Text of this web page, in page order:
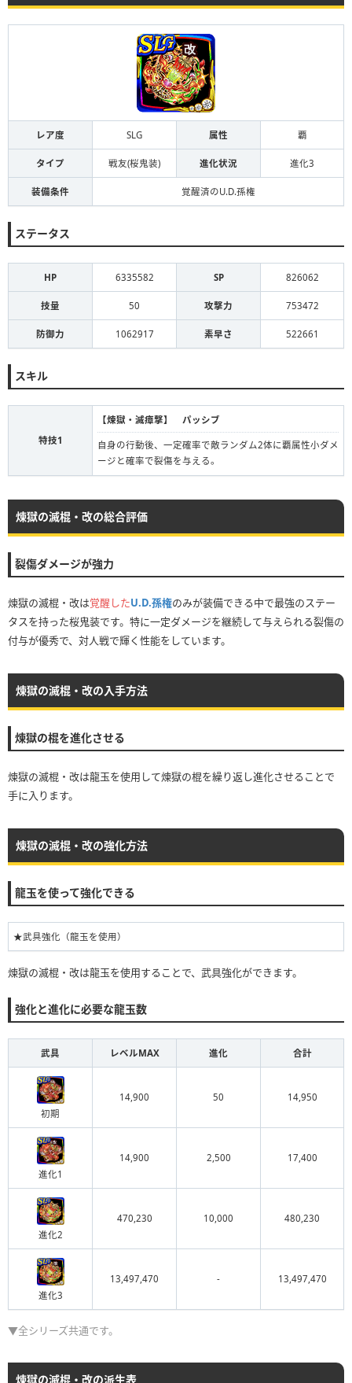
レア度 SLG 属性 覇
タイプ 戦友(桜鬼装) 進化状況 進化3
装備条件 覚醒済のU.D.孫権
ステータス
HP 6335582 SP 826062
技量 50 攻撃力 753472
防御力 1062917 素早さ 522661
スキル
特技1
【煉獄・滅瘴撃】 パッシブ
自身の行動後、一定確率で敵ランダム2体に覇属性小ダメ
ージと確率で裂傷を与える。
煉獄の滅棍・改の総合評価
裂傷ダメージが強力
煉獄の滅棍・改は覚醒したU.D.孫権のみが装備できる中で最強のステー
タスを持った桜鬼装です。特に一定ダメージを継続して与えられる裂傷の
付与が優秀で、対人戦で輝く性能をしています。
煉獄の滅棍・改の入手方法
煉獄の棍を進化させる
煉獄の滅棍・改は龍玉を使用して煉獄の棍を繰り返し進化させることで
手に入ります。
煉獄の滅棍・改の強化方法
龍玉を使って強化できる
★武具強化（龍玉を使用）
煉獄の滅棍・改は龍玉を使用することで、武具強化ができます。
強化と進化に必要な龍玉数
武具 レベルMAX 進化 合計
初期
14,900 50 14,950
進化1
14,900 2,500 17,400
進化2
470,230 10,000 480,230
進化3
13,497,470 - 13,497,470
▼全シリーズ共通です。
煉獄の滅棍・改の派生表